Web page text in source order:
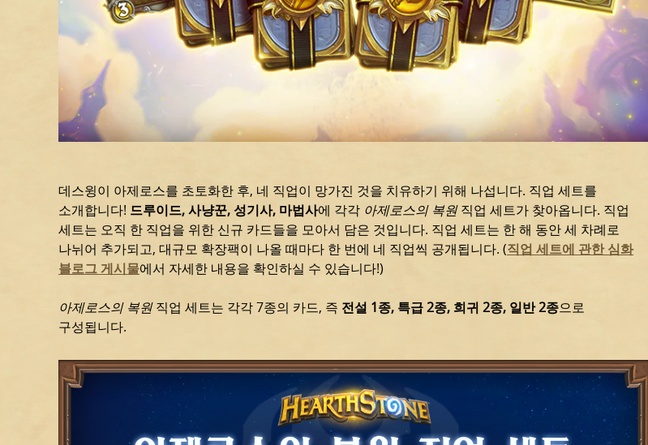
데스윙이 아제로스를 초토화한 후, 네 직업이 망가진 것을 치유하기 위해 나섭니다. 직업 세트를
소개합니다! 드루이드, 사냥꾼, 성기사, 마법사에 각각 아제로스의 복원직업 세트가 찾아옵니다. 직업
세트는 오직 한 직업을 위한 신규 카드들을 모아서 담은 것입니다. 직업 세트는 한 해 동안 세 차례로
나뉘어 추가되고, 대규모 확장팩이 나올 때마다 한 번에 네 직업씩 공개됩니다. (직업 세트에 관한 심화
블로그 게시물에서 자세한 내용을 확인하실 수 있습니다!)
아제로스의 복원직업 세트는 각각 7종의 카드, 즉 전설 1종, 특급 2종, 희귀 2종, 일반 2종으로
구성됩니다.